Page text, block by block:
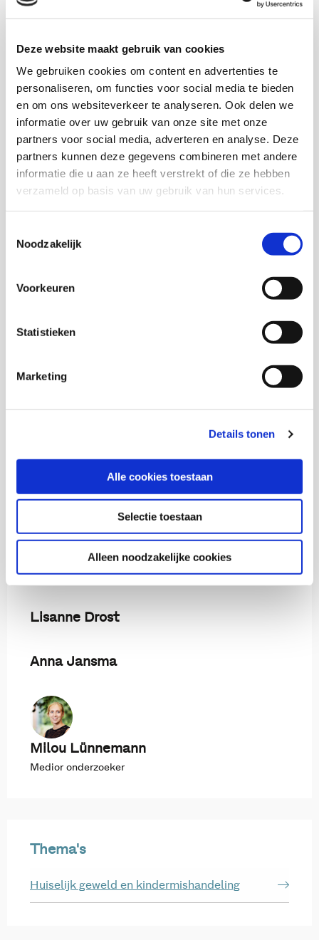
Deze website maakt gebruik van cookies
We gebruiken cookies om content en advertenties te
personaliseren, om functies voor social media te bieden
en om ons websiteverkeer te analyseren. Ook delen we
informatie over uw gebruik van onze site met onze
partners voor social media, adverteren en analyse. Deze
partners kunnen deze gegevens combineren met andere
informatie die u aan ze heeft verstrekt of die ze hebben
verzameld op basis van uw gebruik van hun services.
Noodzakelijk
Voorkeuren
Statistieken
Marketing
Details tonen
Alle cookies toestaan
Selectie toestaan
Alleen noodzakelijke cookies
ketenpartners, waaronder OM, politie en
samenwerken.
Op basis van de resultaten van de vijf verschillende
landen is de internationale brochure ‘Make it happen‘
ontwikkeld waarin handvatten worden geboden aan
partnergeweld zodat beter kan worden aangesloten bij
de behoeften van slachtoffers en de Europese
slachtofferrichtlijn.
van de vier andere landen zijn te vinden op de website
medegefinancierd door het Criminal Justice
Download deel 2 van deze publicatie
Onderzoekers
Katinka Lünnemann
Senior onderzoeker
Lisanne Drost
Anna Jansma
Milou Lünnemann
Medior onderzoeker
Thema's
Huiselijk geweld en kindermishandeling